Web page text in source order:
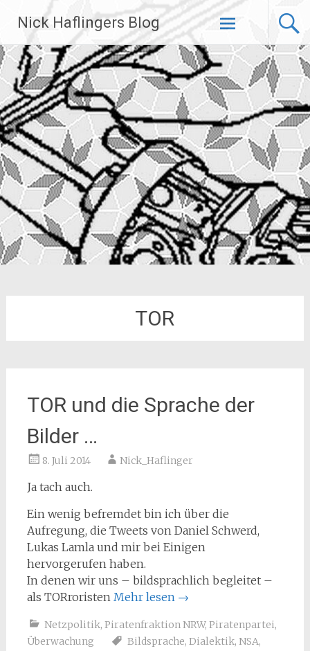
Inhalt
springen
Nick Haflingers Blog
TOR
TOR und die Sprache der
Bilder …
8. Juli 2014 Nick_Haflinger
Ja tach auch.
Ein wenig befremdet bin ich über die
Aufregung, die Tweets von Daniel Schwerd,
Lukas Lamla und mir bei Einigen
hervorgerufen haben.
In denen wir uns – bildsprachlich begleitet –
als TORroristen Mehr lesen →
Netzpolitik, Piratenfraktion NRW, Piratenpartei,
Überwachung
Bildsprache, Dialektik, NSA,